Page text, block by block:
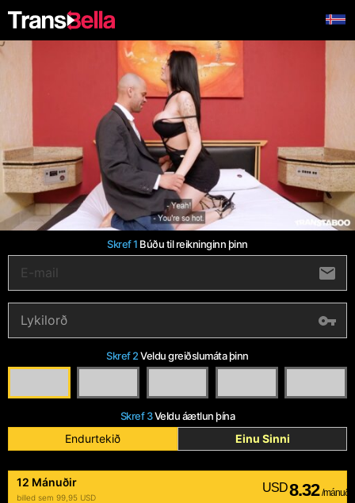
Skref 1 Búðu til reikninginn þinn
Skref 2Veldu greiðslumáta þinn
Skref 3Veldu áætlun þína
Endurtekið Einu Sinni
12 Mánuðir
billed sem 99,95 USD
USD8.32 /mánuði